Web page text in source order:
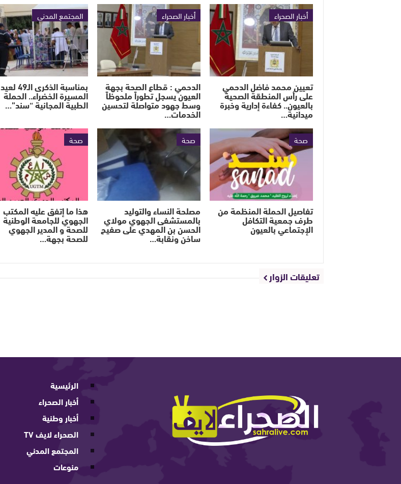
أخبار الصحراء
تعيين محمد فاضل الدحمي
على رأس المنطقة الصحية
بالعيون.. كفاءة إدارية وخبرة
ميدانية…
أخبار الصحراء
الدحمي : قطاع الصحة بجهة
العيون يسجل تطوراً ملحوظاً
وسط جهود متواصلة لتحسين
الخدمات…
المجتمع المدني
بمناسبة الذكرى الـ49 لعيد
المسيرة الخضراء.. الحملة
الطبية المجانية “سند”…
صحة
تفاصيل الحملة المنظمة من
طرف جمعية التكافل
الإجتماعي بالعيون
صحة
مصلحة النساء والتوليد
بالمستشفى الجهوي مولاي
الحسن بن المهدي على صفيح
ساخن ونقابة…
صحة
هذا ما إتفق عليه المكتب
الجهوي للجامعة الوطنية
للصحة و المدير الجهوي
للصحة بجهة…
تعليقات الزوار
الرئيسية
أخبار الصحراء
أخبار وطنية
الصحراء لايف TV
المجتمع المدني
منوعات